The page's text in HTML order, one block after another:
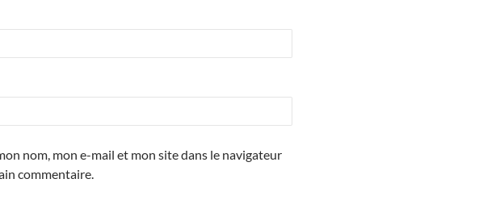
nom, mon e-mail et mon site dans le navigateur
commentaire.